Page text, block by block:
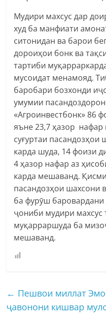
Мудири махсус дар
худ ба манфиати
ситонидан ва барои
дороиҳои бонк ва
тартиби
мусоидат менамояд.
баробари бозхонди
умумии
«Агроинвестбонк» 86
яъне 23,7 ҳазор нафар
суғуртаи
карда шуда, 14 фоизи
4 ҳазор нафар аз
карда мешаванд.
пасандозҳои шахсони
ба фурӯш баровардани
ҷониби мудири махсус
муқарраршуда ба
мешаванд.
← Пешвои миллат
ҷавонони кишвар